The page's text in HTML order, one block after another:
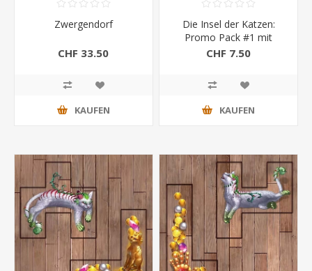
Zwergendorf
CHF 33.50
KAUFEN
Die Insel der Katzen:
Promo Pack #1 mit
exklusiver Promo Oshax-
CHF 7.50
KAUFEN